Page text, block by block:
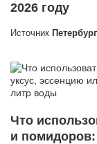
2026 году
Источник
Что
и